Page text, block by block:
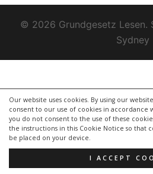
Our website uses cookies. By using our
consent to our use of cookies in accordance
you do not consent to the use of these
the instructions in this Cookie Notice so that
be placed on your device.
I ACCEPT
© 2026 Grundgesetz Lesen.
Sydney